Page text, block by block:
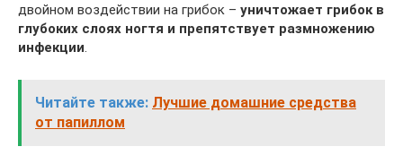
двойном воздействии на грибок – уничтожает грибок в
глубоких слоях ногтя и препятствует размножению
инфекции.
Читайте также: Лучшие домашние средства
от папиллом